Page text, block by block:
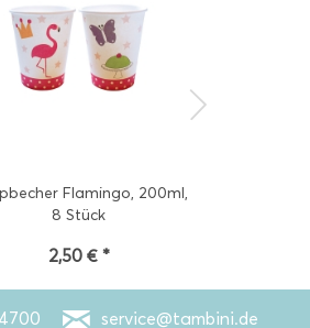
Flamingo, 200ml,
8 Stück
2,50 € *
service@tambini.de